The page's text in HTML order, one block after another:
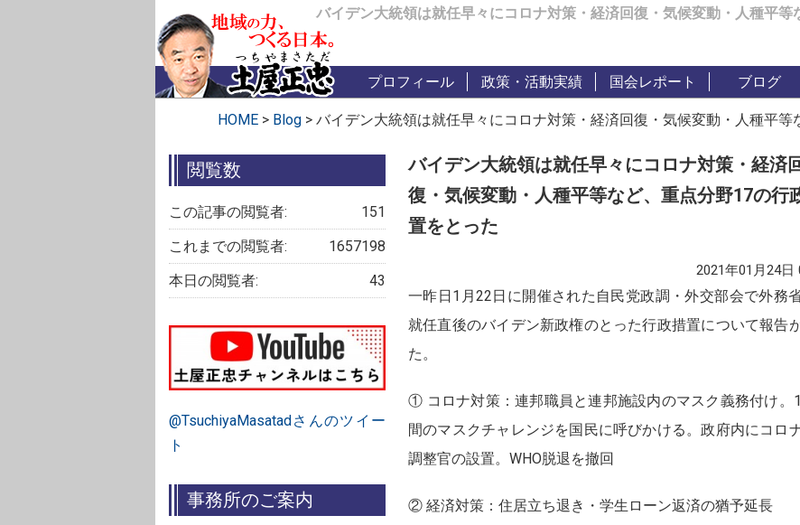
バイデン大統領は就任早々にコロナ対策・経済回復・気候変動・人種平
プロフィール 政策・活動実績 国会レポート ブログ
HOME > Blog > バイデン大統領は就任早々にコロナ対策・経済回復・気候変動・人種平
閲覧数
151
この記事の閲覧者:
1657198
これまでの閲覧者:
43
本日の閲覧者:
@TsuchiyaMasatadさんのツイー
ト
事務所のご案内
バイデン大統領は就任早々にコロナ対策・経済
復・気候変動・人種平等など、重点分野17の行
置をとった
2021年01月24日
一昨日1月22日に開催された自民党政調・外交部会で外務
就任直後のバイデン新政権のとった行政措置について報告
た。
① コロナ対策：連邦職員と連邦施設内のマスク義務付け。
間のマスクチャレンジを国民に呼びかける。政府内にコロ
調整官の設置。WHO脱退を撤回
② 経済対策：住居立ち退き・学生ローン返済の猶予延長